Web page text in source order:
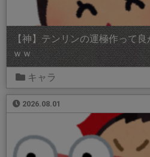
【神】テンリンの運極作って
ｗｗ
キャラ
2026.08.01